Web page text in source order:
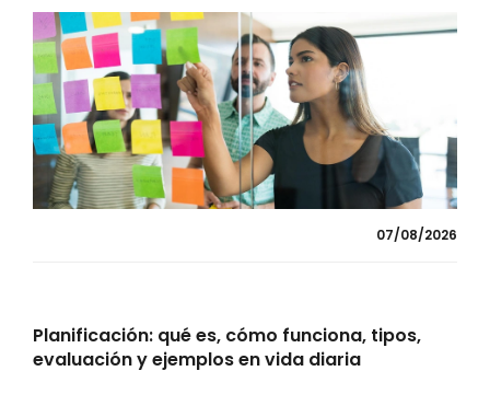
07/08/2026
Planificación: qué es, cómo funciona, tipos,
evaluación y ejemplos en vida diaria